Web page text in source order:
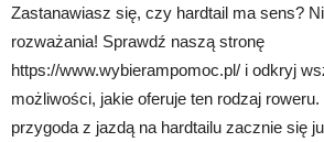
Zastanawiasz się, czy hardtail ma sens?
rozważania! Sprawdź naszą stronę
https://www.wybierampomoc.pl/ i odkryj
możliwości, jakie oferuje ten rodzaj
przygoda z jazdą na hardtailu zacznie się